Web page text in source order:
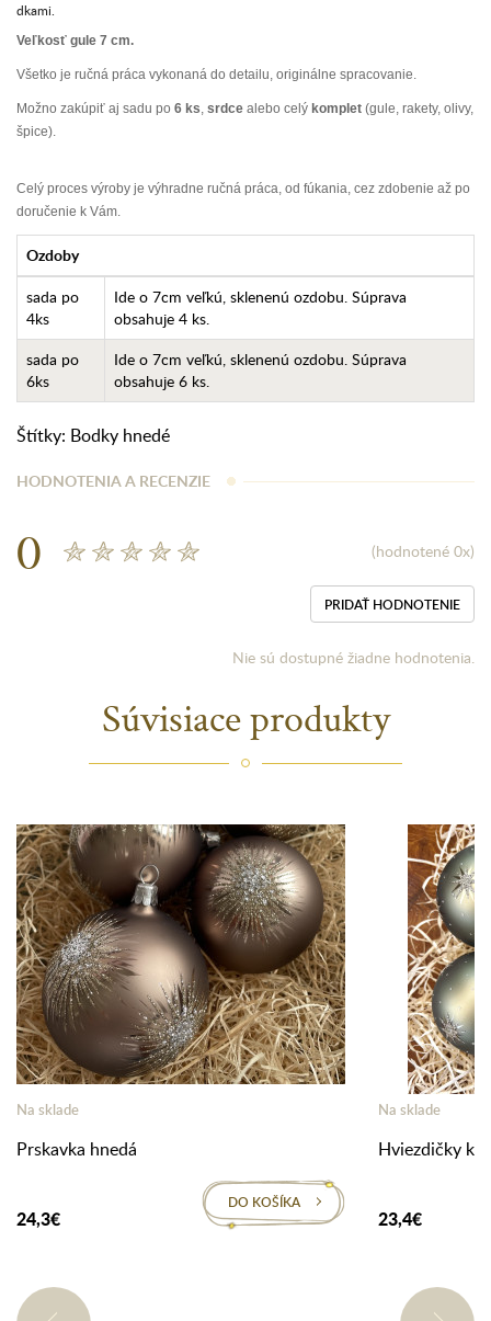
dkami.
Veľkosť gule 7 cm.
Všetko je ručná práca vykonaná do detailu, originálne spracovanie.
Možno zakúpiť aj sadu po 6 ks, srdce alebo celý komplet (gule, rakety, olivy,
špice).
Celý proces výroby je výhradne ručná práca, od fúkania, cez zdobenie až po
doručenie k Vám.
Ozdoby
sada po
4ks
Ide o 7cm veľkú, sklenenú ozdobu. Súprava
obsahuje 4 ks.
sada po
6ks
Ide o 7cm veľkú, sklenenú ozdobu. Súprava
obsahuje 6 ks.
Štítky: Bodky hnedé
HODNOTENIA A RECENZIE
0 (hodnotené 0x)
PRIDAŤ HODNOTENIE
Nie sú dostupné žiadne hodnotenia.
Súvisiace produkty
Na sklade
Prskavka hnedá
24,3€
DO KOŠÍKA
Na sklade
Hviezdičky
23,4€